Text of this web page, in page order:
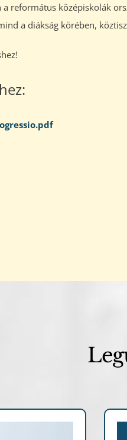
református középiskolák
a diákság körében,